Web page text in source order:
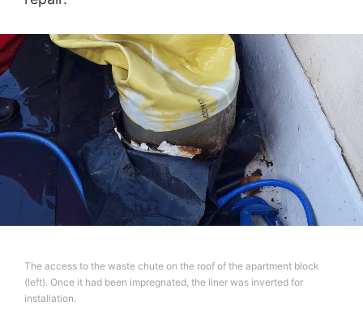
The access to the waste chute on the roof of the apartment block
(left). Once it had been impregnated, the liner was inverted for
installation.
Informacije, ispravka, blokiranje, brisanje
Kao što je dozvoljeno čl. 15 GDPR, imate pravo da u
svakom trenutku dobijete besplatne informacije o bilo
kojim ličnim podacima koji se čuvaju. Također imate
pravo da ispravljate, blokirate ili brišete ove podatke.